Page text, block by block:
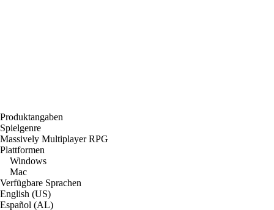
Produktangaben
Spielgenre
Massively Multiplayer RPG
Plattformen
Windows
Mac
Verfügbare Sprachen
English (US)
Español (AL)